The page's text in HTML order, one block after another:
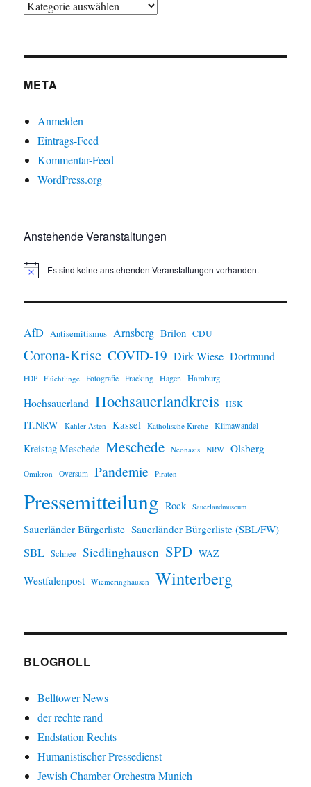
META
Anmelden
Eintrags-Feed
Kommentar-Feed
WordPress.org
Anstehende Veranstaltungen
H
Es sind keine anstehenden Veranstaltungen vorhanden.
AfD Antisemitismus Arnsberg Brilon CDU
Corona-Krise COVID-19 Dirk Wiese Dortmund
FDP Flüchtlinge Fotografie Fracking Hagen Hamburg
Hochsauerland Hochsauerlandkreis HSK
IT.NRW Kahler Asten Kassel Katholische Kirche Klimawandel
Kreistag Meschede Meschede Neonazis NRW Olsberg
Omikron Oversum Pandemie Piraten
Pressemitteilung Rock Sauerlandmuseum
Sauerländer Bürgerliste Sauerländer Bürgerliste (SBL/FW)
SBL Schnee Siedlinghausen SPD WAZ
Westfalenpost Wiemeringhausen Winterberg
BLOGROLL
Belltower News
der rechte rand
Endstation Rechts
Humanistischer Pressedienst
Jewish Chamber Orchestra Munich